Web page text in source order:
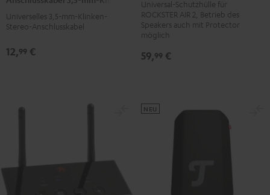
mm-
Klinke
Universelles 3,5-mm-Klinken-
Stereo-Anschlusskabel
12,99 €
Protector
Schwarz
Universal-Schutzhülle für
ROCKSTER AIR 2, Betrieb des
Speakers auch mit Protector
möglich
59,99 €
NEU